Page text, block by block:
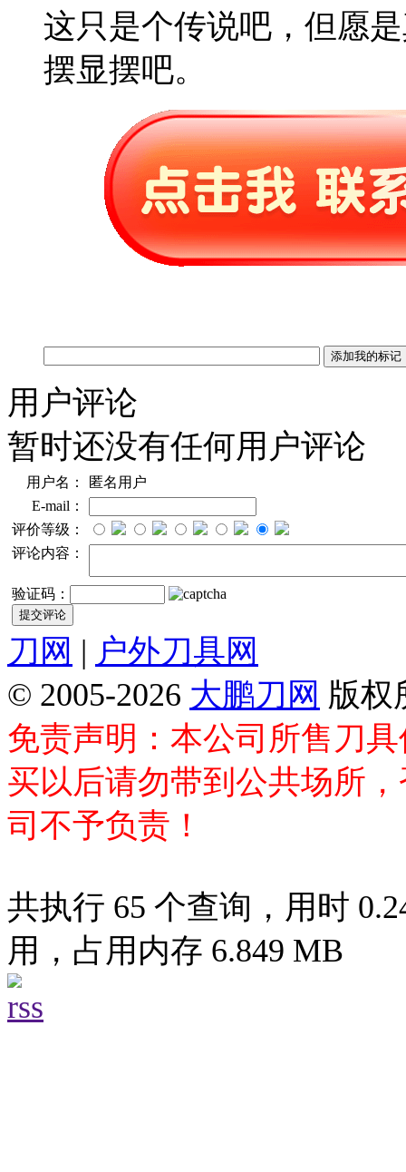
这只是个传说吧，但愿
摆显摆吧。
用户评论
暂时还没有任何用户评论
用户名：
匿名用户
E-mail：
评价等级：
评论内容：
验证码：
刀网 | 户外刀具网
© 2005-2026 大鹏刀网 版权
免责声明：本公司所售刀
买以后请勿带到公共场所
司不予负责！
共执行 65 个查询，用时
用，占用内存 6.849 MB